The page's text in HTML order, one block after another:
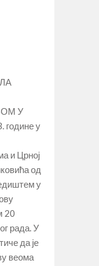
У
године у
и Црној
од
у
20
рада. У
да је
веома